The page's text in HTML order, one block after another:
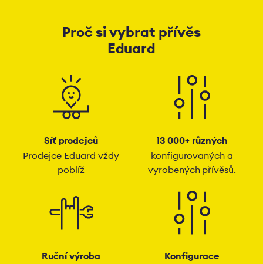
Proč si vybrat přívěs
Eduard
Síť prodejců
Prodejce Eduard vždy
poblíž
13 000+ různých
konfigurovaných a
vyrobených přívěsů.
Ruční výroba
Konfigurace